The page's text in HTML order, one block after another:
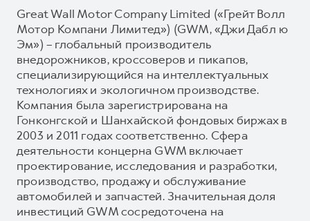
Great Wall Motor Company Limited («Грейт Волл
Мотор Компани Лимитед») (GWM, «Джи Дабл ю
Эм») – глобальный производитель
внедорожников, кроссоверов и пикапов,
специализирующийся на интеллектуальных
технологиях и экологичном производстве.
Компания была зарегистрирована на
Гонконгской и Шанхайской фондовых биржах в
2003 и 2011 годах соответственно. Сфера
деятельности концерна GWM включает
проектирование, исследования и разработки,
производство, продажу и обслуживание
автомобилей и запчастей. Значительная доля
инвестиций GWM сосредоточена на